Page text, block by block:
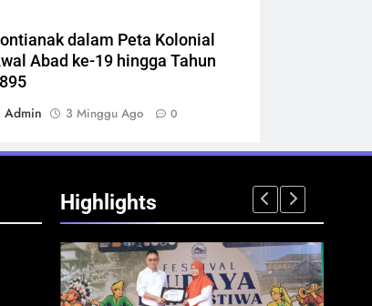
dalam Peta Kolonial
Abad ke-19 hingga Tahun
Admin
3 Minggu Ago 0
Highlights